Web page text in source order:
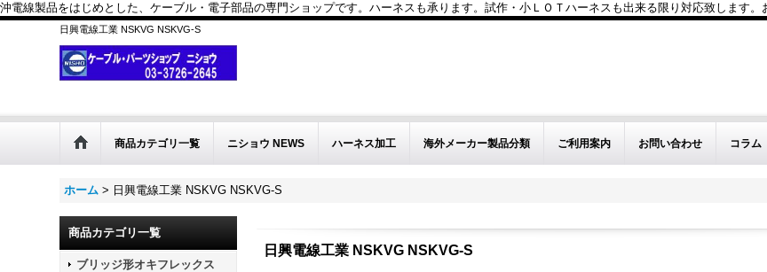
沖電線製品をはじめとした、ケーブル・電子部品の専門ショップです。ハーネスも承ります。試作・小ＬＯＴハーネスも出来る限り対応致します。
日興電線工業 NSKVG NSKVG-S
商品カテゴリ一覧 ニショウ NEWS ハーネス加工 海外メーカー製品分類 ご利用案内 お問い合わせ コラム
ホーム > 日興電線工業 NSKVG NSKVG-S
商品カテゴリ一覧
ブリッジ形オキフレックス
日興電線工業 NSKVG NSKVG-S